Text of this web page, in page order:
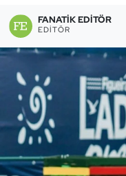
FANATIK EDITÖR
EDITÖR
Briç
Buz Hokeyi
Buz Pateni
Çim Hokeyi
Cimnastik